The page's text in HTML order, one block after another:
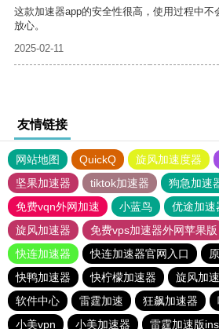
这款加速器app的安全性很高，使用过程中不
放心。
2025-02-11
友情链接
网站地图 QuickQ 旋风加速度器
坚果加速器
tiktok加速器
狗急加速
免费vqn外网加速
小蓝鸟 优途加速
旋风加速器
免费vps加速器外网苹果版
快连加速器
快连加速器官网入口
快鸭加速器
快柠檬加速器 旋风加
软件中心
雷霆加速 狂飙加速器
小美vpn
小美加速器 雷霆加速版ins